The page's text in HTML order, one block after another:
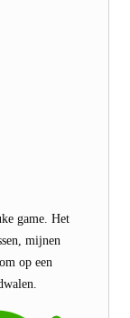
game. Het
mijnen
op een